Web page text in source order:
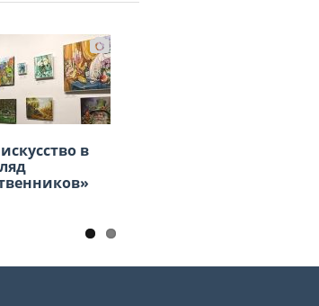
в
XI